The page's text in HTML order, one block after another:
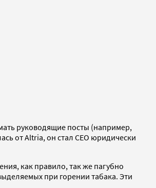
руководящие посты (например,
от Altria, он стал CEO юридически
как правило, так же пагубно
при горении табака. Эти